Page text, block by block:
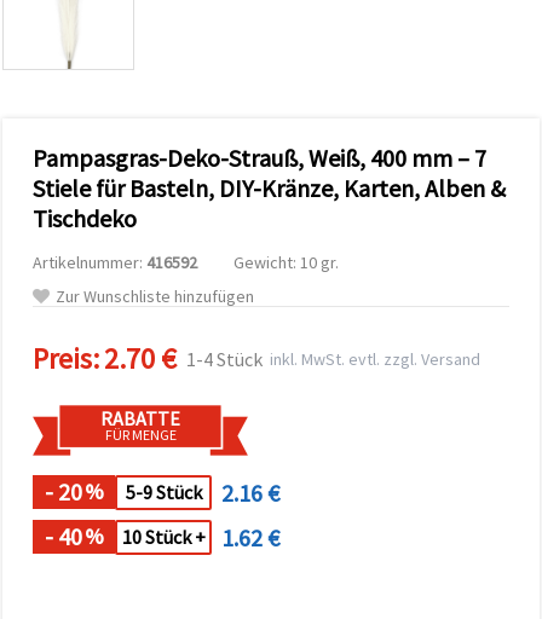
relevantere
Unterstützung
unserer
Partner für
Analyse
Marketing.
ablehnen
den
Einstellungen
individuell
festlegen.
Einwilligung
können Sie
jederzeit
Pampasgras-Deko-Strauß, Weiß, 400 mm – 7
Stiele für Basteln, DIY-Kränze, Karten, Alben &
Tischdeko
Artikelnummer: 416592
Gewicht: 10 gr.
Zur Wunschliste hinzufügen
Preis:2.70 € 1-4 Stück inkl. MwSt. evtl. zzgl. Versand
RABATTE
FÜR MENGE
- 20% 5-9 Stück
2.16 €
- 40% 10 Stück + 1.62 €